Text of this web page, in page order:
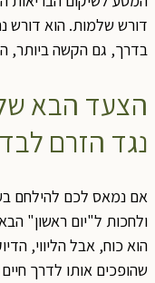
דורש שלמות. הוא דורש
בדרך, גם הקשה ביותר,
הצעד הבא
נגד הזרם לבד
אם נמאס לכם להילחם
ולחכות ל"יום ראשון"
הוא כוח, אבל הליווי,
שהופכים אותו לדרך